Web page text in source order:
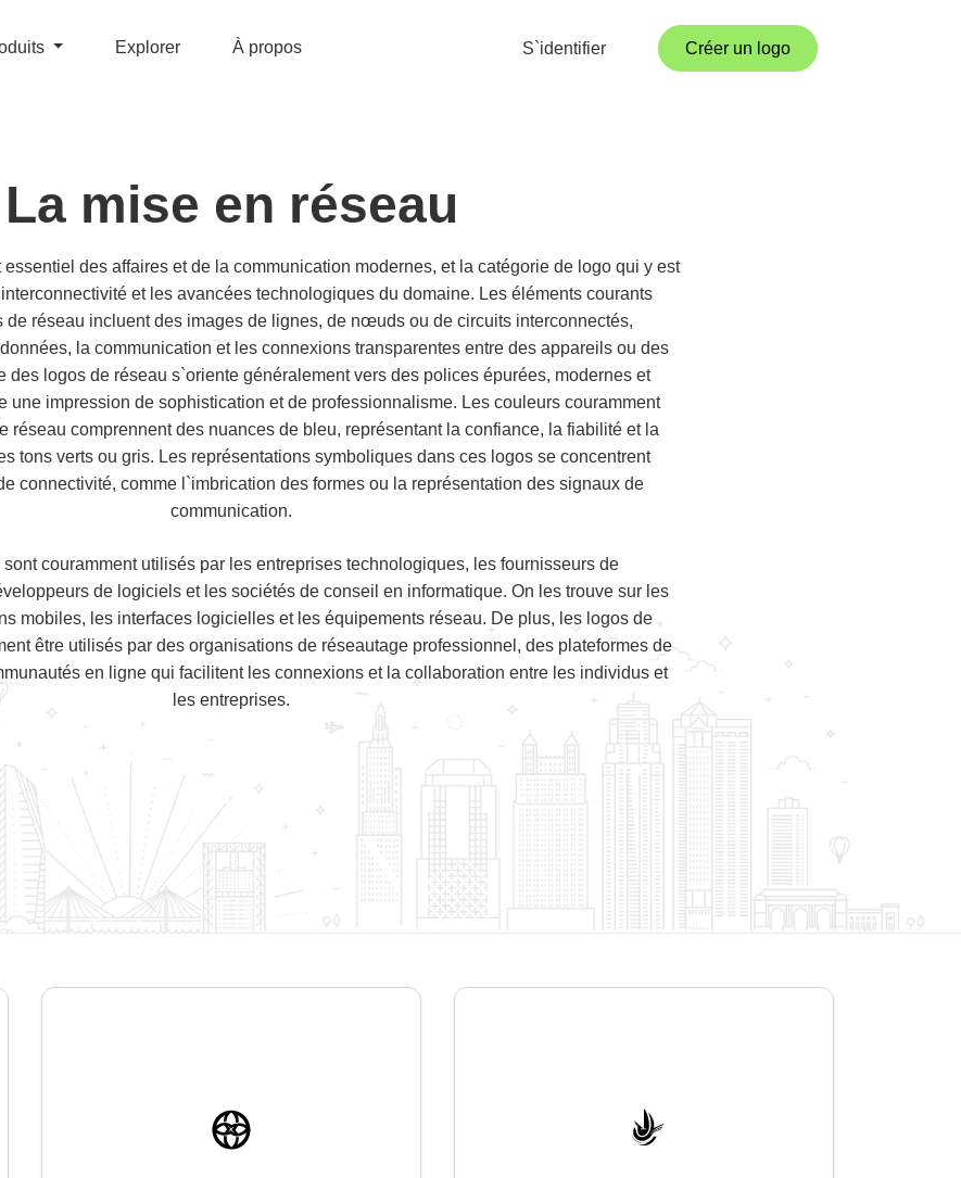
Explorer À propos S`identifier Créer un logo
La mise en réseau
essentiel des affaires et de la communication modernes, et la catégorie de logo qui y est
et les avancées technologiques du domaine. Les éléments courants
de réseau incluent des images de lignes, de nœuds ou de circuits interconnectés,
la communication et les connexions transparentes entre des appareils ou des
des logos de réseau s`oriente généralement vers des polices épurées, modernes et
une impression de sophistication et de professionnalisme. Les couleurs couramment
réseau comprennent des nuances de bleu, représentant la confiance, la fiabilité et la
tons verts ou gris. Les représentations symboliques dans ces logos se concentrent
connectivité, comme l`imbrication des formes ou la représentation des signaux de
communication.
sont couramment utilisés par les entreprises technologiques, les fournisseurs de
de logiciels et les sociétés de conseil en informatique. On les trouve sur les
mobiles, les interfaces logicielles et les équipements réseau. De plus, les logos de
être utilisés par des organisations de réseautage professionnel, des plateformes de
en ligne qui facilitent les connexions et la collaboration entre les individus et
les entreprises.